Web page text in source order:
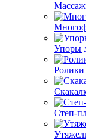
Упоры
Ролики
Степ-